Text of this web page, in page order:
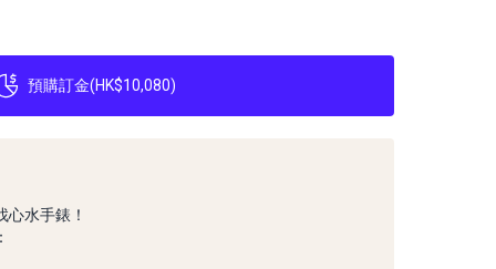
預購訂金(HK$10,080)
水手錶！